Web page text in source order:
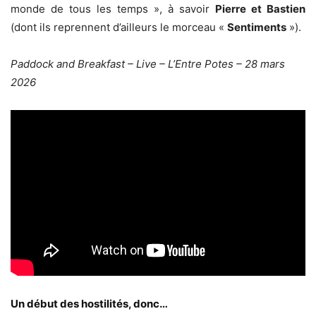
monde de tous les temps », à savoir Pierre et Bastien
(dont ils reprennent d’ailleurs le morceau « Sentiments »).
Paddock and Breakfast – Live – L’Entre Potes – 28 mars
2026
Un début des hostilités, donc…